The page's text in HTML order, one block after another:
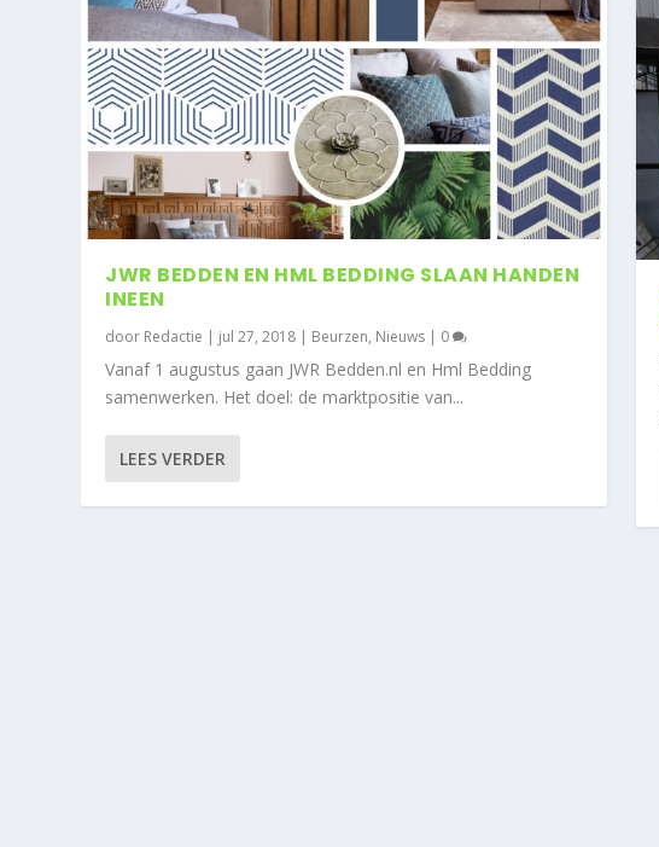
JWR BEDDEN EN HML BEDDING SLAAN HANDEN
INEEN
door Redactie | jul 27, 2018 | Beurzen, Nieuws | 0
Vanaf 1 augustus gaan JWR Bedden.nl en Hml Bedding
samenwerken. Het doel: de marktpositie van...
LEES VERDER